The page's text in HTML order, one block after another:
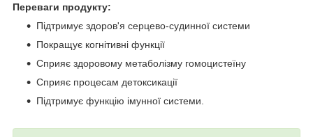
Переваги продукту:
Підтримує здоров'я серцево-судинної системи
Покращує когнітивні функції
Сприяє здоровому метаболізму гомоцистеїну
Сприяє процесам детоксикації
Підтримує функцію імунної системи.